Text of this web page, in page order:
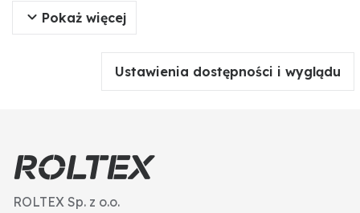
(pęknięcia związane z napięciem).
Śruby z nakrętkami (do nabycia oddzielnie):
Pokaż więcej
Ustawienia dostępności i wyglądu
ROLTEX Sp. z o.o.